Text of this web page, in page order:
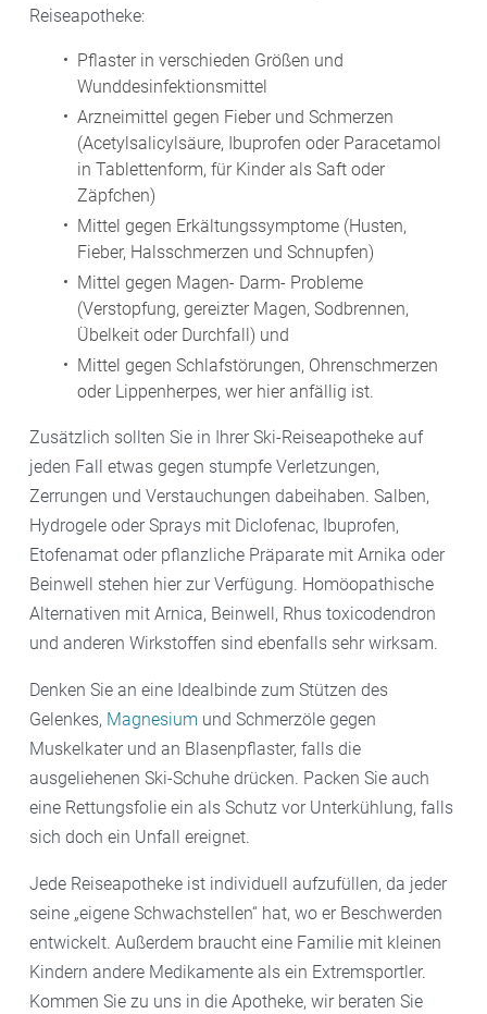
Reiseapotheke:
Pflaster in verschieden Größen und
Wunddesinfektionsmittel
Arzneimittel gegen Fieber und Schmerzen
(Acetylsalicylsäure, Ibuprofen oder Paracetamol
in Tablettenform, für Kinder als Saft oder
Zäpfchen)
Mittel gegen Erkältungssymptome (Husten,
Fieber, Halsschmerzen und Schnupfen)
Mittel gegen Magen- Darm- Probleme
(Verstopfung, gereizter Magen, Sodbrennen,
Übelkeit oder Durchfall) und
Mittel gegen Schlafstörungen, Ohrenschmerzen
oder Lippenherpes, wer hier anfällig ist.
Zusätzlich sollten Sie in Ihrer Ski-Reiseapotheke auf
jeden Fall etwas gegen stumpfe Verletzungen,
Zerrungen und Verstauchungen dabeihaben. Salben,
Hydrogele oder Sprays mit Diclofenac, Ibuprofen,
Etofenamat oder pflanzliche Präparate mit Arnika oder
Beinwell stehen hier zur Verfügung. Homöopathische
Alternativen mit Arnica, Beinwell, Rhus toxicodendron
und anderen Wirkstoffen sind ebenfalls sehr wirksam.
Denken Sie an eine Idealbinde zum Stützen des
Gelenkes, Magnesium und Schmerzöle gegen
Muskelkater und an Blasenpflaster, falls die
ausgeliehenen Ski-Schuhe drücken. Packen Sie auch
eine Rettungsfolie ein als Schutz vor Unterkühlung, falls
sich doch ein Unfall ereignet.
Jede Reiseapotheke ist individuell aufzufüllen, da jeder
seine „eigene Schwachstellen“ hat, wo er Beschwerden
entwickelt. Außerdem braucht eine Familie mit kleinen
Kindern andere Medikamente als ein Extremsportler.
Kommen Sie zu uns in die Apotheke, wir beraten Sie